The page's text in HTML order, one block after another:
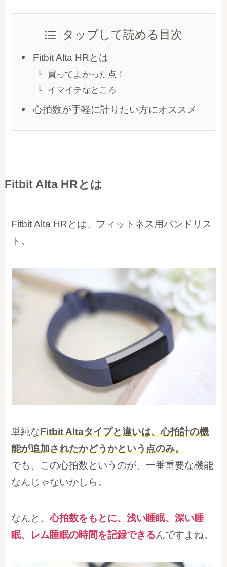
タップして読める目次
Fitbit Alta HRとは
買ってよかった点！
イマイチなところ
心拍数が手軽に計りたい方にオススメ
Fitbit Alta HRとは
Fitbit Alta HRとは、フィットネス用バンドリス
ト。
単純なFitbit Altaタイプと違いは、心拍計の機
能が追加されたかどうかという点のみ。
でも、この心拍数というのが、一番重要な機能
なんじゃないかしら。
なんと、心拍数をもとに、浅い睡眠、深い睡
眠、レム睡眠の時間を記録できるんですよね。